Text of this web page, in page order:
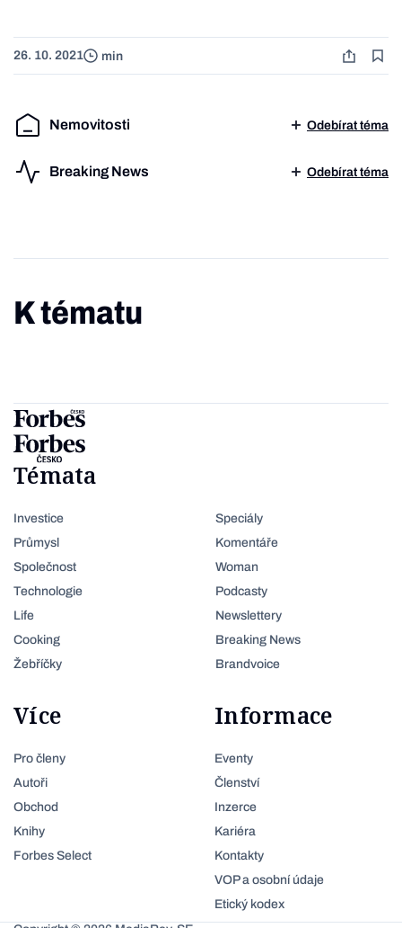
26. 10. 2021 min
Nemovitosti Odebírat téma
Breaking News Odebírat téma
K tématu
Témata
Investice
Průmysl
Společnost
Technologie
Life
Cooking
Žebříčky
Speciály
Komentáře
Woman
Podcasty
Newslettery
Breaking News
Brandvoice
Více
Pro členy
Autoři
Obchod
Knihy
Forbes Select
Informace
Eventy
Členství
Inzerce
Kariéra
Kontakty
VOP a osobní údaje
Etický kodex